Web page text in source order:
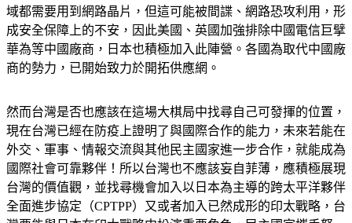
究、開發、測試和部署安全網路，汽車、醫療、電力等各種領
域都需要用到網路晶片，但這可能被間諜、網路恐攻利用，形
成安全保障上的不安，因此美國、英國加強排除中國電信巨擘
華為等中國廠商，日本也積極加入此陣營。各國為取代中國廠
然而台灣是否也應該在這場大棋局中找尋自己可發揮的位置，
現在台灣已經在防疫上證明了與國際合作的能力，未來若能在
外交、軍事、情報交流與其他民主國家進一步合作，就能成為
國際社會可靠夥伴！所以台灣也不應該妄自菲薄，應積極展現
台灣的價值觀，並找尋機會加入以日本為主導的跨太平洋夥伴